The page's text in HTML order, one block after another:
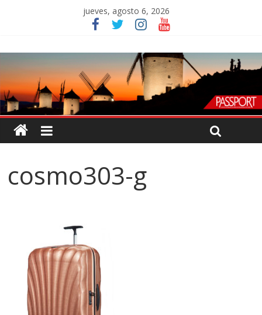
jueves, agosto 6, 2026
cosmo303-g